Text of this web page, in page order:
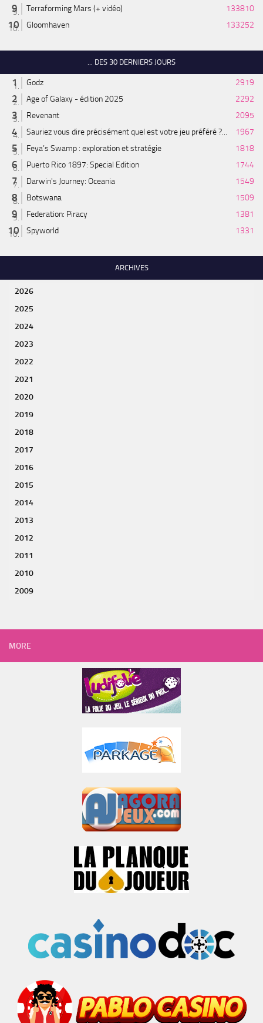
Terraforming Mars (+ vidéo)
133810
Gloomhaven
133252
... DES 30 DERNIERS JOURS
Godz
2919
Age of Galaxy - édition 2025
2292
Revenant
2095
Sauriez vous dire précisément quel est votre jeu préféré ?...
1967
Feya’s Swamp : exploration et stratégie
1818
Puerto Rico 1897: Special Edition
1744
Darwin's Journey: Oceania
1549
Botswana
1509
Federation: Piracy
1381
Spyworld
1331
ARCHIVES
2026
2025
2024
2023
2022
2021
2020
2019
2018
2017
2016
2015
2014
2013
2012
2011
2010
2009
MORE